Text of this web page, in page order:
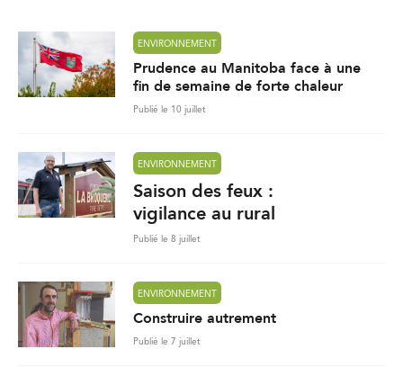
ENVIRONNEMENT
Prudence au Manitoba face à une
fin de semaine de forte chaleur
Publié le 10 juillet
ENVIRONNEMENT
Saison des feux :
vigilance au rural
Publié le 8 juillet
ENVIRONNEMENT
Construire autrement
Publié le 7 juillet